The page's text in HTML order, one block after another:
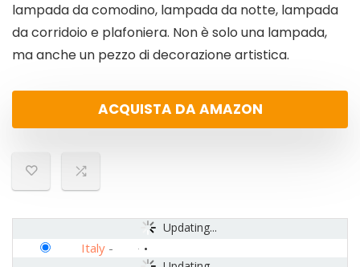
lampada da comodino, lampada da notte, lampada
da corridoio e plafoniera. Non è solo una lampada,
ma anche un pezzo di decorazione artistica.
ACQUISTA DA AMAZON
Updating...
Italy -